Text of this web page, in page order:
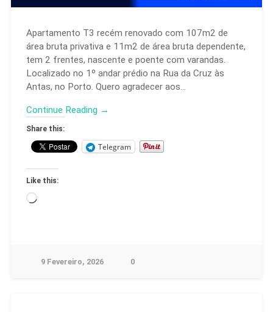
Apartamento T3 recém renovado com 107m2 de
área bruta privativa e 11m2 de área bruta dependente,
tem 2 frentes, nascente e poente com varandas.
Localizado no 1º andar prédio na Rua da Cruz às
Antas, no Porto. Quero agradecer aos…
Continue Reading →
Share this:
Telegram
Like this:
9 Fevereiro, 2026 0